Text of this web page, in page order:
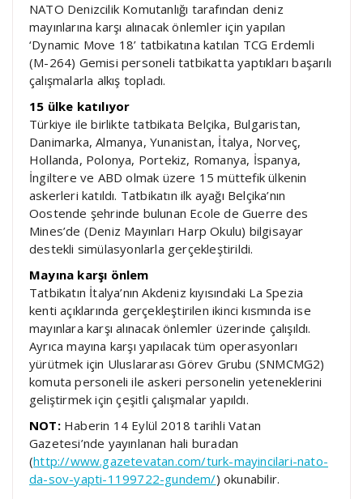
NATO Denizcilik Komutanlığı tarafından deniz
mayınlarına karşı alınacak önlemler için yapılan
‘Dynamic Move 18’ tatbikatına katılan TCG Erdemli
(M-264) Gemisi personeli tatbikatta yaptıkları başarılı
çalışmalarla alkış topladı.
15 ülke katılıyor
Türkiye ile birlikte tatbikata Belçika, Bulgaristan,
Danimarka, Almanya, Yunanistan, İtalya, Norveç,
Hollanda, Polonya, Portekiz, Romanya, İspanya,
İngiltere ve ABD olmak üzere 15 müttefik ülkenin
askerleri katıldı. Tatbikatın ilk ayağı Belçika’nın
Oostende şehrinde bulunan Ecole de Guerre des
Mines’de (Deniz Mayınları Harp Okulu) bilgisayar
destekli simülasyonlarla gerçekleştirildi.
Mayına karşı önlem
Tatbikatın İtalya’nın Akdeniz kıyısındaki La Spezia
kenti açıklarında gerçekleştirilen ikinci kısmında ise
mayınlara karşı alınacak önlemler üzerinde çalışıldı.
Ayrıca mayına karşı yapılacak tüm operasyonları
yürütmek için Uluslararası Görev Grubu (SNMCMG2)
komuta personeli ile askeri personelin yeteneklerini
geliştirmek için çeşitli çalışmalar yapıldı.
NOT:Haberin 14 Eylül 2018 tarihli Vatan
Gazetesi’nde yayınlanan hali buradan
(http://www.gazetevatan.com/turk-mayincilari-nato-
da-sov-yapti-1199722-gundem/) okunabilir.